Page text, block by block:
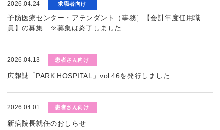
2026.04.24 求職者向け
予防医療センター・アテンダント（事務）【会計年度任用職
員】の募集 ※募集は終了しました
2026.04.13 患者さん向け
広報誌「PARK HOSPITAL」vol.46を発行しました
2026.04.01 患者さん向け
新病院長就任のおしらせ